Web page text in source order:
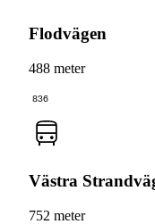
Flodvägen
488 meter
836
Västra
752 meter